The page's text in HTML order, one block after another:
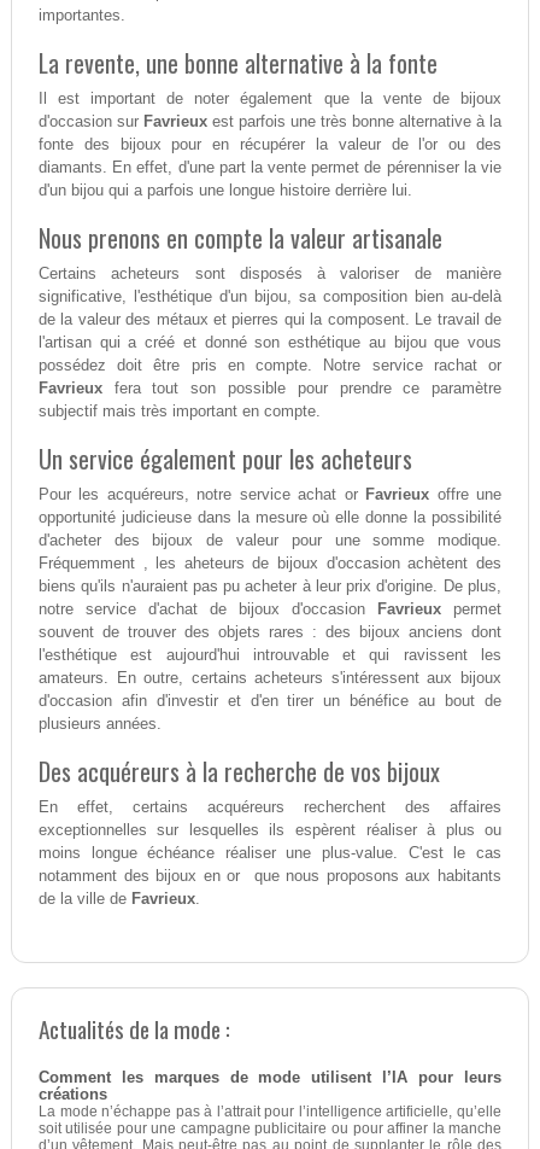
importantes.
La revente, une bonne alternative à la fonte
Il est important de noter également que la vente de bijoux
d'occasion sur Favrieuxest parfois une très bonne alternative à la
fonte des bijoux pour en récupérer la valeur de l'or ou des
diamants. En effet, d'une part la vente permet de pérenniser la vie
d'un bijou qui a parfois une longue histoire derrière lui.
Nous prenons en compte la valeur artisanale
Certains acheteurs sont disposés à valoriser de manière
significative, l'esthétique d'un bijou, sa composition bien au-delà
de la valeur des métaux et pierres qui la composent. Le travail de
l'artisan qui a créé et donné son esthétique au bijou que vous
possédez doit être pris en compte. Notre service rachat or
Favrieuxfera tout son possible pour prendre ce paramètre
subjectif mais très important en compte.
Un service également pour les acheteurs
Pour les acquéreurs, notre service achat or Favrieux offre une
opportunité judicieuse dans la mesure où elle donne la possibilité
d'acheter des bijoux de valeur pour une somme modique.
Fréquemment , les aheteurs de bijoux d'occasion achètent des
biens qu'ils n'auraient pas pu acheter à leur prix d'origine. De plus,
notre service d'achat de bijoux d'occasion Favrieux permet
souvent de trouver des objets rares : des bijoux anciens dont
l'esthétique est aujourd'hui introuvable et qui ravissent les
amateurs. En outre, certains acheteurs s'intéressent aux bijoux
d'occasion afin d'investir et d'en tirer un bénéfice au bout de
plusieurs années.
Des acquéreurs à la recherche de vos bijoux
En effet, certains acquéreurs recherchent des affaires
exceptionnelles sur lesquelles ils espèrent réaliser à plus ou
moins longue échéance réaliser une plus-value. C'est le cas
notamment des bijoux en or que nous proposons aux habitants
de la ville de Favrieux.
Actualités de la mode :
Comment les marques de mode utilisent l’IA pour leurs
créations
La mode n’échappe pas à l’attrait pour l’intelligence artificielle, qu’elle
soit utilisée pour une campagne publicitaire ou pour affiner la manche
d’un vêtement. Mais peut-être pas au point de supplanter le rôle des